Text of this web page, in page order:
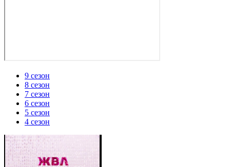
9 сезон
8 сезон
7 сезон
6 сезон
5 сезон
4 сезон